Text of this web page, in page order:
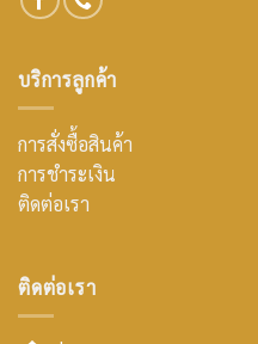
บริการลูกค้า
การสั่งซื้อสินค้า
การชำระเงิน
ติดต่อเรา
ติดต่อเรา